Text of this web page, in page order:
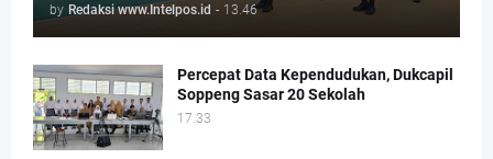
by Redaksi www.Intelpos.id - 13.46
Percepat Data Kependudukan, Dukcapil
Soppeng Sasar 20 Sekolah
17.33